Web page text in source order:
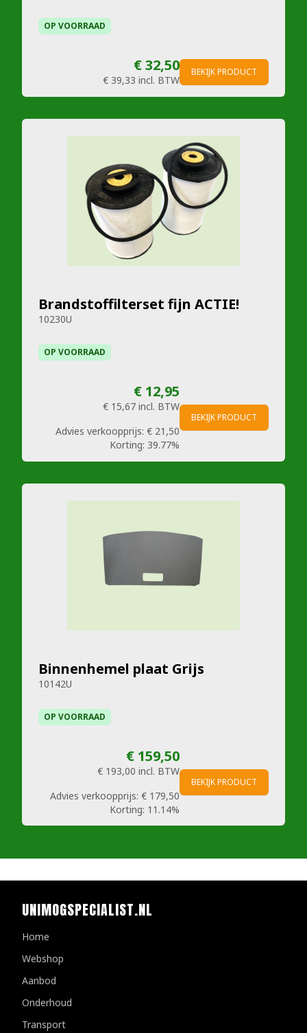
OP VOORRAAD
€ 32,50
€ 39,33 incl. BTW
BEKIJK PRODUCT
Brandstoffilterset fijn ACTIE!
10230U
OP VOORRAAD
€ 12,95
€ 15,67 incl. BTW
Advies verkoopprijs: € 21,50
Korting: 39.77%
BEKIJK PRODUCT
Binnenhemel plaat Grijs
10142U
OP VOORRAAD
€ 159,50
€ 193,00 incl. BTW
Advies verkoopprijs: € 179,50
Korting: 11.14%
BEKIJK PRODUCT
UNIMOGSPECIALIST.NL
Home
Webshop
Aanbod
Onderhoud
Transport